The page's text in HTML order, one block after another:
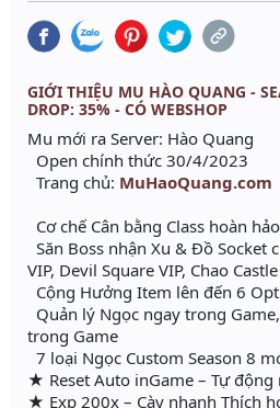
GIỚI THIỆU MU HÀO QUANG -
DROP: 35% - CÓ WEBSHOP
Mu mới ra Server: Hào Quang
Open chính thức 30/4/2023
Trang chủ: MuHaoQuang.com
Cơ chế Cân bằng Class hoàn hảo
Săn Boss nhận Xu & Đồ Socket
VIP, Devil Square VIP, Chao
Cộng Hưởng Item lên đến 6
Quản lý Ngọc ngay trong
trong Game
7 loại Ngọc Custom Season 8
★ Reset Auto inGame – Tự
★ Exp 200x – Cày nhanh Thích